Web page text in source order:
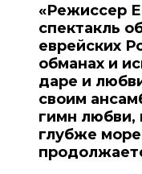
«Режиссер
спектакль
еврейских
обманах и
даре и
своим
гимн любви,
глубже